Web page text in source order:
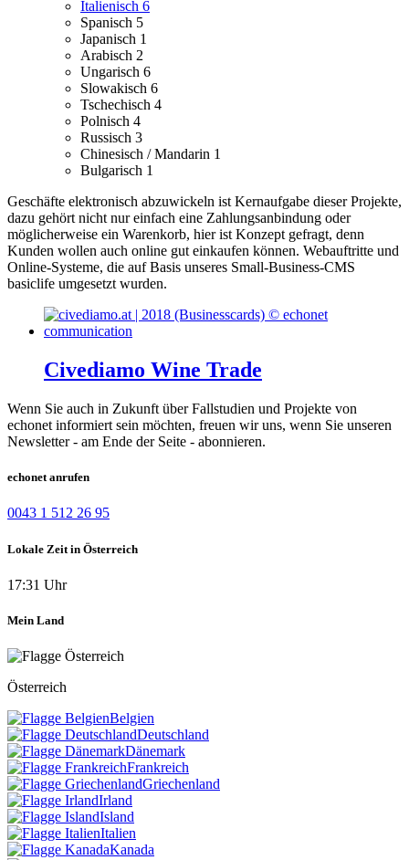
Italienisch 6
Spanisch 5
Japanisch 1
Arabisch 2
Ungarisch 6
Slowakisch 6
Tschechisch 4
Polnisch 4
Russisch 3
Chinesisch / Mandarin 1
Bulgarisch 1
Geschäfte elektronisch abzuwickeln ist Kernaufgabe dieser Projekte,
dazu gehört nicht nur einfach eine Zahlungsanbindung oder
möglicherweise ein Warenkorb, hier ist Konzept gefragt, denn
Kunden wollen auch online gut einkaufen können. Webauftritte und
Online-Systeme, die auf Basis unseres Small-Business-CMS
basiclife umgesetzt wurden.
Civediamo Wine Trade
Wenn Sie auch in Zukunft über Fallstudien und Projekte von
echonet informiert sein möchten, freuen wir uns, wenn Sie unseren
Newsletter - am Ende der Seite - abonnieren.
echonet anrufen
0043 1 512 26 95
Lokale Zeit in Österreich
17:31 Uhr
Mein Land
Österreich
Belgien
Deutschland
Dänemark
Frankreich
Griechenland
Irland
Island
Italien
Kanada